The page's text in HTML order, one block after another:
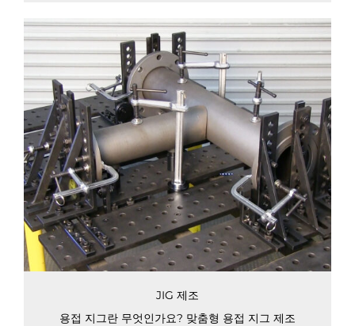
JIG 제조
용접 지그란 무엇인가요? 맞춤형 용접 지그 제조